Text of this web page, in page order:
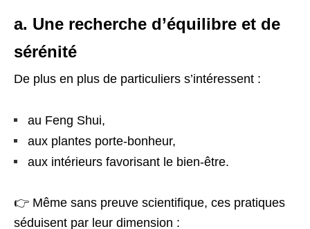
a. Une recherche d’équilibre et de
sérénité
De plus en plus de particuliers s’intéressent :
au Feng Shui,
aux plantes porte-bonheur,
aux intérieurs favorisant le bien-être.
👉 Même sans preuve scientifique, ces pratiques
séduisent par leur dimension :